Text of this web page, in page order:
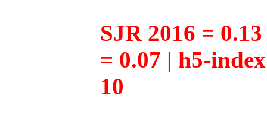
SJR 2016 =
= 0.07 | h5-
10